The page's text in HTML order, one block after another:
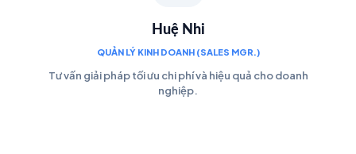
Huệ Nhi
QUẢN LÝ KINH DOANH (SALES MGR.)
Tư vấn giải pháp tối ưu chi phí và hiệu quả cho doanh
nghiệp.